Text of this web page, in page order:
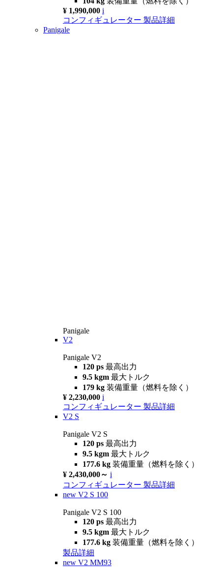
¥ 1,990,000 i
コンフィギュレーター 製品詳細
Panigale
Panigale
V2
Panigale V2
120 ps 最高出力
9.5 kgm 最大トルク
179 kg 装備重量（燃料を除く）
¥ 2,230,000 i
コンフィギュレーター 製品詳細
V2 S
Panigale V2 S
120 ps 最高出力
9.5 kgm 最大トルク
177.6 kg 装備重量（燃料を除く）
¥ 2,430,000～ i
コンフィギュレーター 製品詳細
new V2 S 100
Panigale V2 S 100
120 ps 最高出力
9.5 kgm 最大トルク
177.6 kg 装備重量（燃料を除く）
製品詳細
new V2 MM93